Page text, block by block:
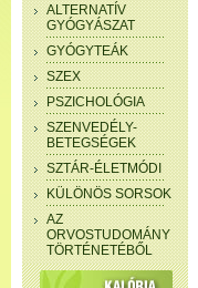
ALTERNATÍV
GYÓGYÁSZAT
GYÓGYTEÁK
SZEX
PSZICHOLÓGIA
SZENVEDÉLY-
BETEGSÉGEK
SZTÁR-ÉLETMÓDI
KÜLÖNÖS SORSOK
AZ
ORVOSTUDOMÁNY
TÖRTÉNETÉBŐL